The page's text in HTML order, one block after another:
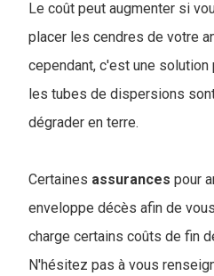
Le coût peut augmenter si
placer les cendres de votre
cependant, c'est une
les tubes de dispersions
dégrader en terre.
Certaines assurances pour
enveloppe décès afin de
charge certains coûts de fin
N'hésitez pas à vous